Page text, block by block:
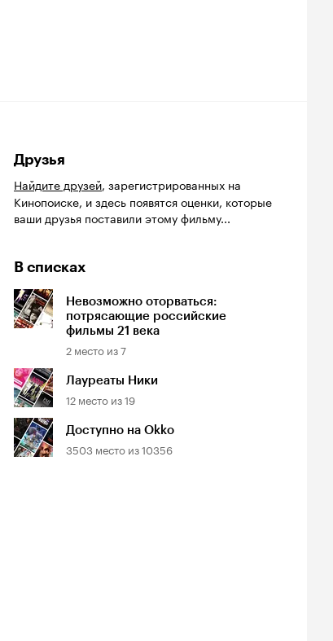
Друзья
Найдите друзей, зарегистрированных на
Кинопоиске, и здесь появятся оценки, которые
ваши друзья поставили этому фильму...
В списках
Невозможно оторваться:
потрясающие российские
фильмы 21 века
2 место из7
Лауреаты Ники
12 место из19
Доступно на Okko
3503 место из10356